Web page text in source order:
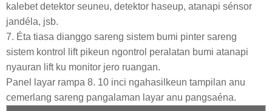
kalebet detektor seuneu, detektor haseup, atanapi sénsor
jandéla, jsb.
7. Éta tiasa dianggo sareng sistem bumi pinter sareng
sistem kontrol lift pikeun ngontrol peralatan bumi atanapi
nyauran lift ku monitor jero ruangan.
Panel layar rampa 8. 10 inci ngahasilkeun tampilan anu
cemerlang sareng pangalaman layar anu pangsaéna.